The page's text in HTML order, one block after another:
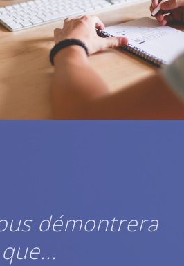
démontrera
que...